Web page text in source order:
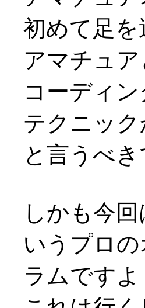
初めて足
アマチュ
コーディ
テクニッ
と言うべ
しかも今
いうプロ
ラムですよ